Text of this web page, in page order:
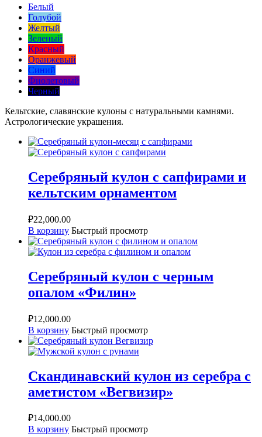
Белый
Голубой
Желтый
Зеленый
Красный
Оранжевый
Синий
Фиолетовый
Черный
Кельтские, славянские кулоны с натуральными камнями.
Астрологические украшения.
Серебряный кулон с сапфирами и
кельтским орнаментом
₽22,000.00
В корзину Быстрый просмотр
Серебряный кулон с черным
опалом «Филин»
₽12,000.00
В корзину Быстрый просмотр
Скандинавский кулон из серебра с
аметистом «Вегвизир»
₽14,000.00
В корзину Быстрый просмотр